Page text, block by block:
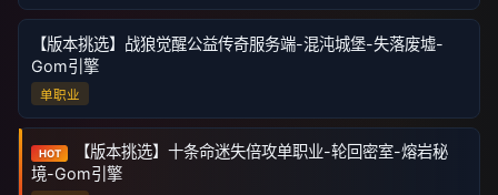
【版本挑选】战狼觉醒公益传奇服务端-混沌城堡-失落废墟-
Gom引擎
单职业
HOT
【版本挑选】十条命迷失倍攻单职业-轮回密室-熔岩秘
境-Gom引擎